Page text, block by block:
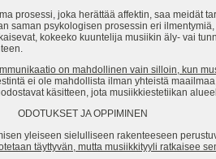
prosessi, joka herättää affektin, saa meidät
saman psykologisen prosessin eri
kokeeko kuuntelija musiikin äly- vai
on mahdollinen vain silloin, kun
ei ole mahdollista ilman yhteistä
käsitteen, jota musiikkiestetiikan
JA OPPIMINEN
yleiseen sielulliseen rakenteeseen
täyttyvän, mutta musiikkityyli ratkaisee